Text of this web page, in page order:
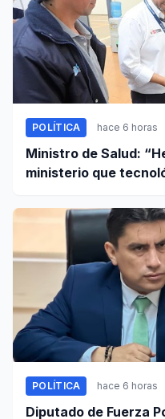
POLÍTICA hace 6 horas
Ministro de Salud:
ministerio que
POLÍTICA hace 6 horas
Diputado de Fuerza